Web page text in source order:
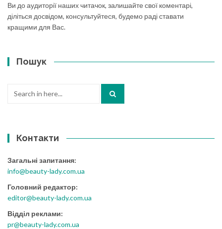
Ви до аудиторії наших читачок, залишайте свої коментарі,
діліться досвідом, консультуйтеся, будемо раді ставати
кращими для Вас.
Пошук
Контакти
Загальні запитання:
info@beauty-lady.com.ua
Головний редактор:
editor@beauty-lady.com.ua
Відділ реклами:
pr@beauty-lady.com.ua